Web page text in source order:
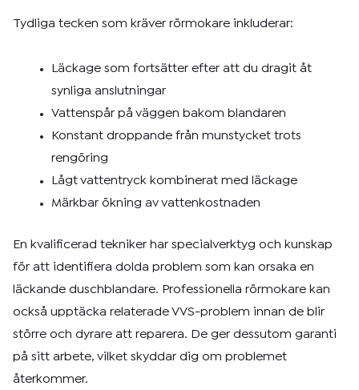
Tydliga tecken som kräver rörmokare inkluderar:
Läckage som fortsätter efter att du dragit åt
synliga anslutningar
Vattenspår på väggen bakom blandaren
Konstant droppande från munstycket trots
rengöring
Lågt vattentryck kombinerat med läckage
Märkbar ökning av vattenkostnaden
En kvalificerad tekniker har specialverktyg och kunskap
för att identifiera dolda problem som kan orsaka en
läckande duschblandare. Professionella rörmokare kan
också upptäcka relaterade VVS-problem innan de blir
större och dyrare att reparera. De ger dessutom garanti
på sitt arbete, vilket skyddar dig om problemet
återkommer.